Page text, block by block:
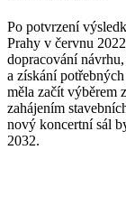
Po potvrzení
Prahy v červnu
dopracování
a získání
měla začít výběrem
zahájením
nový koncertní sál
2032.